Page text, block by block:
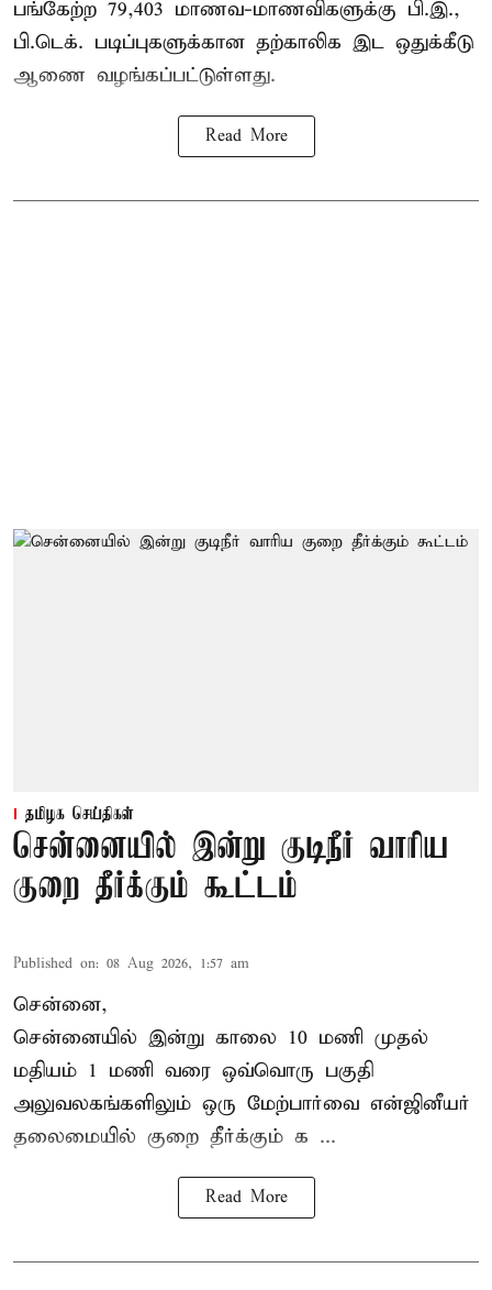
பங்கேற்ற 79,403 மாணவ-மாணவிகளுக்கு பி.இ.,
பி.டெக். படிப்புகளுக்கான தற்காலிக இட ஒதுக்கீடு
ஆணை வழங்கப்பட்டுள்ளது.
Read More
தமிழக செய்திகள்
சென்னையில் இன்று குடிநீர் வாரிய
குறை தீர்க்கும் கூட்டம்
Published on: 08 Aug 2026, 1:57 am
சென்னை,
சென்னையில் இன்று காலை 10 மணி முதல்
மதியம் 1 மணி வரை ஒவ்வொரு பகுதி
அலுவலகங்களிலும் ஒரு மேற்பார்வை என்ஜினீயர்
தலைமையில் குறை தீர்க்கும் க ...
Read More